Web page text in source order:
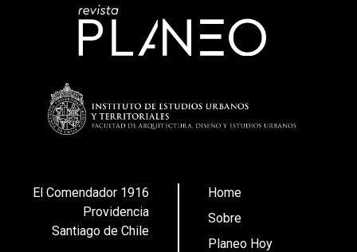
El Comendador 1916
Providencia
Santiago de Chile
Home
Sobre
Planeo Hoy